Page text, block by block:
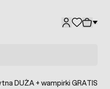
DUŻA + wampirki GRATIS